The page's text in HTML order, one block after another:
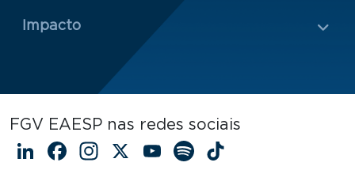
Impacto
FGV EAESP nas redes sociais
LinkedIn
Facebook
Instagram
X YouTube
Spotify